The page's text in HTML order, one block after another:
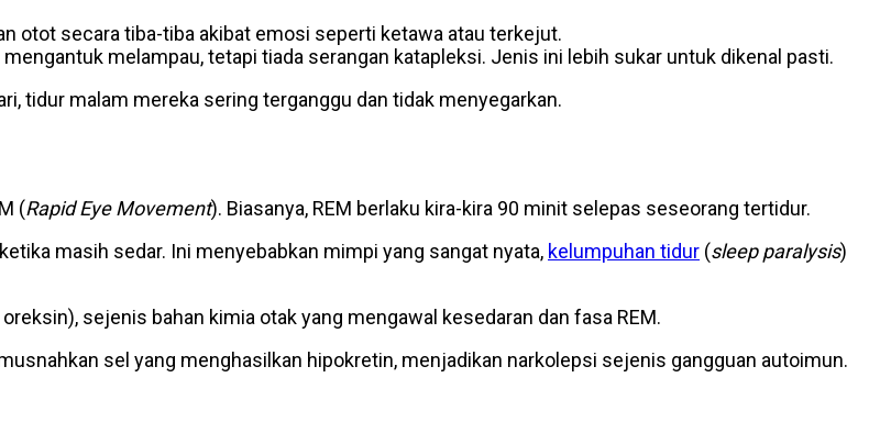
otot secara tiba-tiba akibat emosi seperti ketawa atau terkejut.
melampau, tetapi tiada serangan katapleksi. Jenis ini lebih sukar untuk dikenal pasti.
tidur malam mereka sering terganggu dan tidak menyegarkan.
(Rapid Eye Movement). Biasanya, REM berlaku kira-kira 90 minit selepas seseorang tertidur.
masih sedar. Ini menyebabkan mimpi yang sangat nyata, kelumpuhan tidur (sleep paralysis)
sejenis bahan kimia otak yang mengawal kesedaran dan fasa REM.
sel yang menghasilkan hipokretin, menjadikan narkolepsi sejenis gangguan autoimun.